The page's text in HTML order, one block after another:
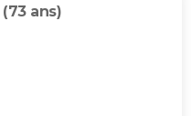
(73 ans)